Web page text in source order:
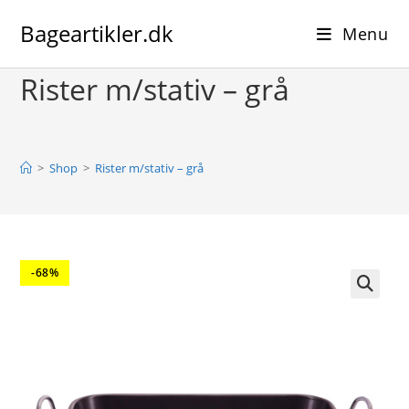
Bageartikler.dk Menu
Rister m/stativ – grå
> Shop > Rister m/stativ – grå
-68%